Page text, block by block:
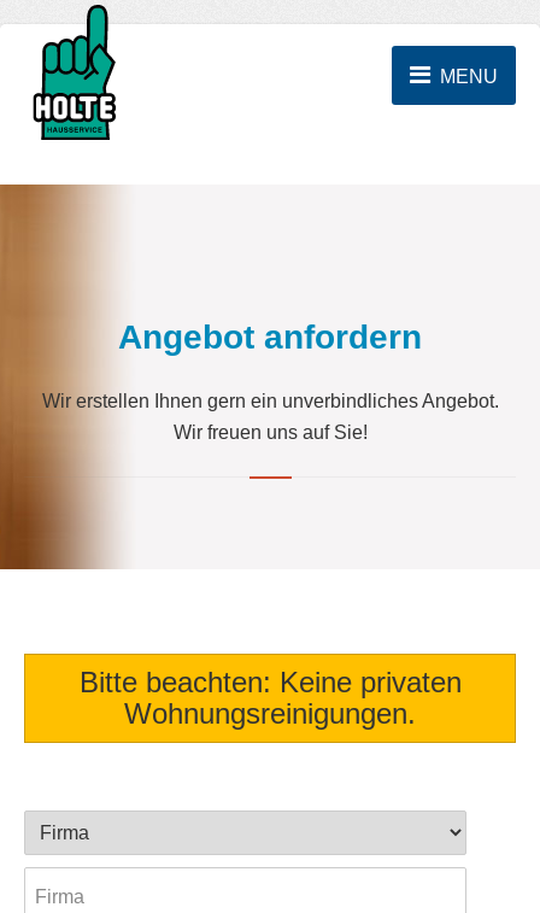
MENU
Angebot anfordern
Wir erstellen Ihnen gern ein unverbindliches Angebot.
Wir freuen uns auf Sie!
Bitte beachten: Keine privaten
Wohnungsreinigungen.